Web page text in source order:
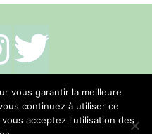
de cookies-
vous garantir la meilleure
continuez à utiliser ce
acceptez l'utilisation des